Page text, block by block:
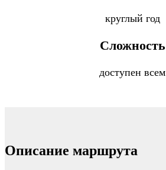
круглый год
Сложность
доступен всем
Описание маршрута